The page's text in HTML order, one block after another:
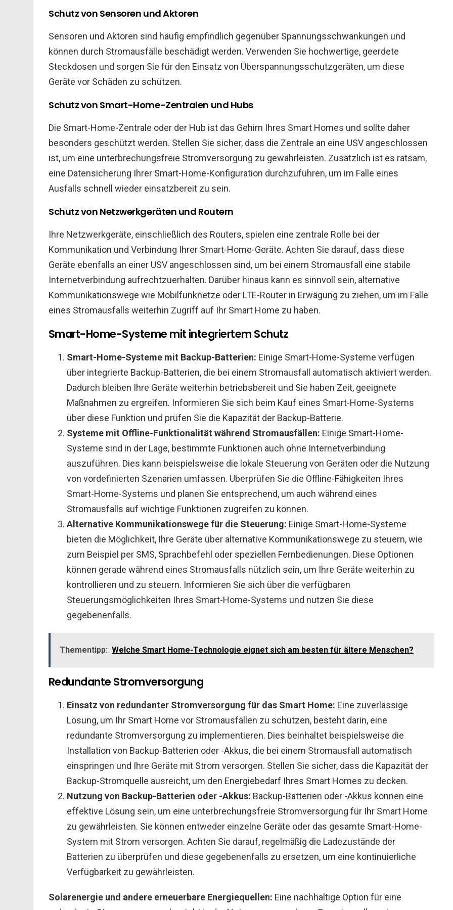
Schutz von Sensoren und Aktoren
Sensoren und Aktoren sind häufig empfindlich gegenüber Spannungsschwankungen und
können durch Stromausfälle beschädigt werden. Verwenden Sie hochwertige, geerdete
Steckdosen und sorgen Sie für den Einsatz von Überspannungsschutzgeräten, um diese
Geräte vor Schäden zu schützen.
Schutz von Smart-Home-Zentralen und Hubs
Die Smart-Home-Zentrale oder der Hub ist das Gehirn Ihres Smart Homes und sollte daher
besonders geschützt werden. Stellen Sie sicher, dass die Zentrale an eine USV angeschlossen
ist, um eine unterbrechungsfreie Stromversorgung zu gewährleisten. Zusätzlich ist es ratsam,
eine Datensicherung Ihrer Smart-Home-Konfiguration durchzuführen, um im Falle eines
Ausfalls schnell wieder einsatzbereit zu sein.
Schutz von Netzwerkgeräten und Routern
Ihre Netzwerkgeräte, einschließlich des Routers, spielen eine zentrale Rolle bei der
Kommunikation und Verbindung Ihrer Smart-Home-Geräte. Achten Sie darauf, dass diese
Geräte ebenfalls an einer USV angeschlossen sind, um bei einem Stromausfall eine stabile
Internetverbindung aufrechtzuerhalten. Darüber hinaus kann es sinnvoll sein, alternative
Kommunikationswege wie Mobilfunknetze oder LTE-Router in Erwägung zu ziehen, um im Falle
eines Stromausfalls weiterhin Zugriff auf Ihr Smart Home zu haben.
Smart-Home-Systeme mit integriertem Schutz
Smart-Home-Systeme mit Backup-Batterien: Einige Smart-Home-Systeme verfügen
über integrierte Backup-Batterien, die bei einem Stromausfall automatisch aktiviert werden.
Dadurch bleiben Ihre Geräte weiterhin betriebsbereit und Sie haben Zeit, geeignete
Maßnahmen zu ergreifen. Informieren Sie sich beim Kauf eines Smart-Home-Systems
über diese Funktion und prüfen Sie die Kapazität der Backup-Batterie.
Systeme mit Offline-Funktionalität während Stromausfällen: Einige Smart-Home-
Systeme sind in der Lage, bestimmte Funktionen auch ohne Internetverbindung
auszuführen. Dies kann beispielsweise die lokale Steuerung von Geräten oder die Nutzung
von vordefinierten Szenarien umfassen. Überprüfen Sie die Offline-Fähigkeiten Ihres
Smart-Home-Systems und planen Sie entsprechend, um auch während eines
Stromausfalls auf wichtige Funktionen zugreifen zu können.
Alternative Kommunikationswege für die Steuerung: Einige Smart-Home-Systeme
bieten die Möglichkeit, Ihre Geräte über alternative Kommunikationswege zu steuern, wie
zum Beispiel per SMS, Sprachbefehl oder speziellen Fernbedienungen. Diese Optionen
können gerade während eines Stromausfalls nützlich sein, um Ihre Geräte weiterhin zu
kontrollieren und zu steuern. Informieren Sie sich über die verfügbaren
Steuerungsmöglichkeiten Ihres Smart-Home-Systems und nutzen Sie diese
gegebenenfalls.
Thementipp: Welche Smart Home-Technologie eignet sich am besten für ältere Menschen?
Redundante Stromversorgung
Einsatz von redundanter Stromversorgung für das Smart Home: Eine zuverlässige
Lösung, um Ihr Smart Home vor Stromausfällen zu schützen, besteht darin, eine
redundante Stromversorgung zu implementieren. Dies beinhaltet beispielsweise die
Installation von Backup-Batterien oder -Akkus, die bei einem Stromausfall automatisch
einspringen und Ihre Geräte mit Strom versorgen. Stellen Sie sicher, dass die Kapazität der
Backup-Stromquelle ausreicht, um den Energiebedarf Ihres Smart Homes zu decken.
Nutzung von Backup-Batterien oder -Akkus: Backup-Batterien oder -Akkus können eine
effektive Lösung sein, um eine unterbrechungsfreie Stromversorgung für Ihr Smart Home
zu gewährleisten. Sie können entweder einzelne Geräte oder das gesamte Smart-Home-
System mit Strom versorgen. Achten Sie darauf, regelmäßig die Ladezustände der
Batterien zu überprüfen und diese gegebenenfalls zu ersetzen, um eine kontinuierliche
Verfügbarkeit zu gewährleisten.
Solarenergie und andere erneuerbare Energiequellen: Eine nachhaltige Option für eine